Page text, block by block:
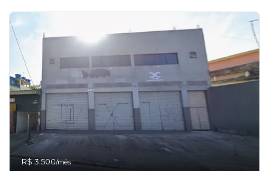
R$ 3.500/mês